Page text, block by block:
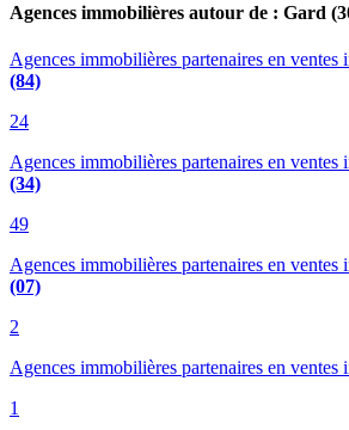
Agences immobilières autour de : Gard
Agences immobilières partenaires en ventes
(84)
24
Agences immobilières partenaires en ventes
(34)
49
Agences immobilières partenaires en ventes
(07)
2
Agences immobilières partenaires en ventes
1